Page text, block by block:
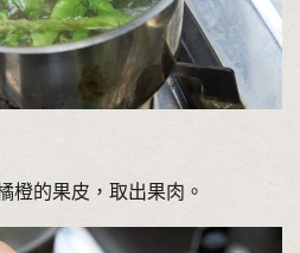
橙的果皮，取出果肉。